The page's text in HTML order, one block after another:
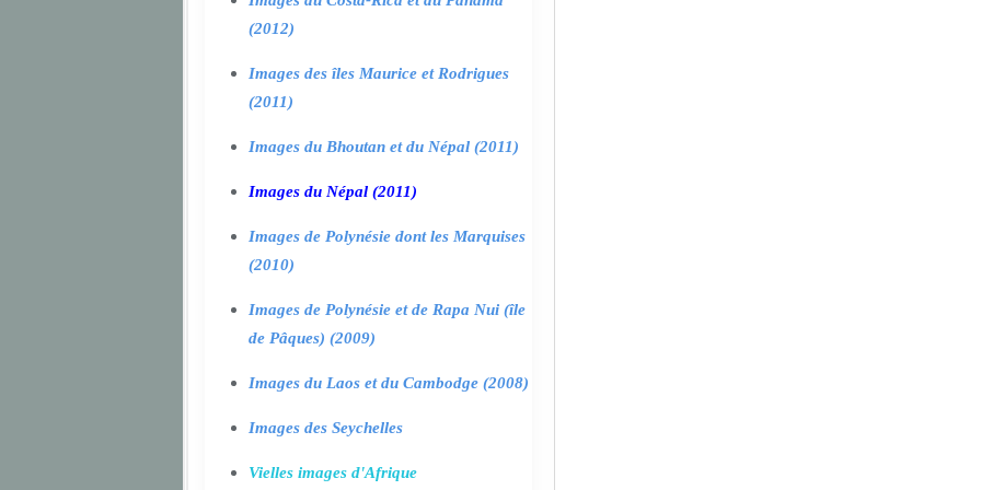
(2012)
Images des îles Maurice et Rodrigues
(2011)
Images du Bhoutan et du Népal (2011)
Images du Népal (2011)
Images de Polynésie dont les Marquises
(2010)
Images de Polynésie et de Rapa Nui (île
de Pâques) (2009)
Images du Laos et du Cambodge (2008)
Images des Seychelles
Vielles images d'Afrique